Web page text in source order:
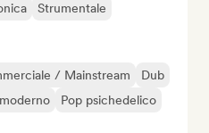
Strumentale
/ Mainstream
Dub
Pop psichedelico